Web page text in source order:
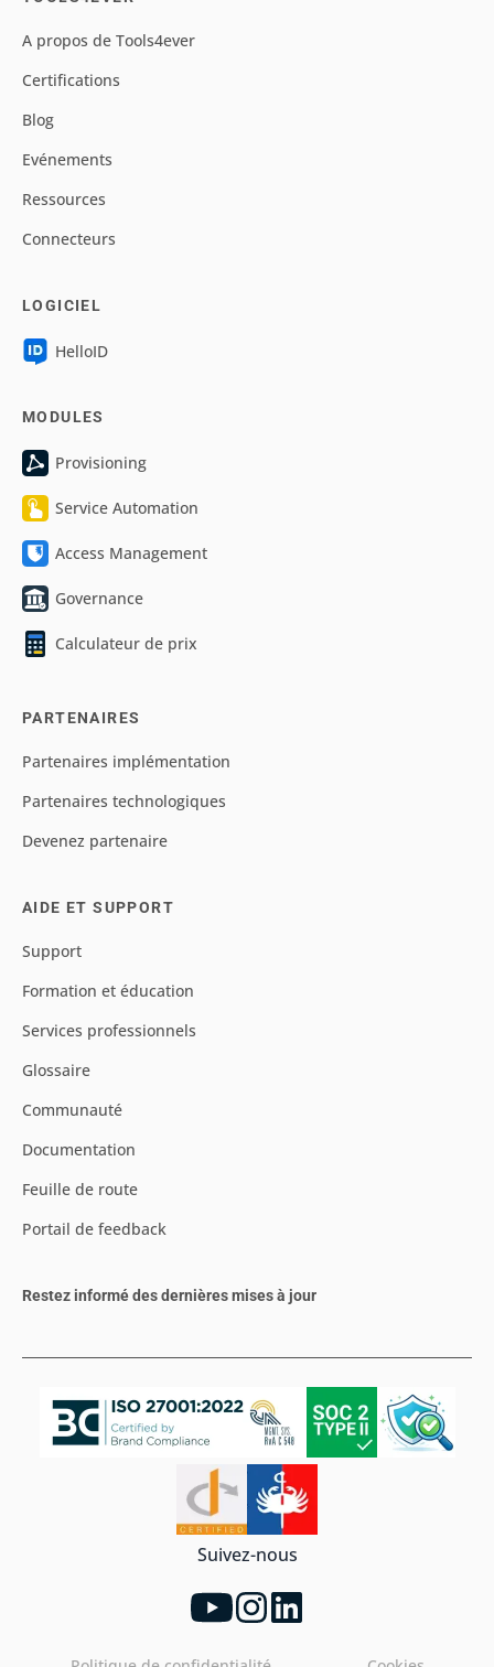
A propos de Tools4ever
Certifications
Blog
Evénements
Ressources
Connecteurs
LOGICIEL
HelloID
MODULES
Provisioning
Service Automation
Access Management
Governance
Calculateur de prix
PARTENAIRES
Partenaires implémentation
Partenaires technologiques
Devenez partenaire
AIDE ET SUPPORT
Support
Formation et éducation
Services professionnels
Glossaire
Communauté
Documentation
Feuille de route
Portail de feedback
Restez informé des dernières mises à jour
Suivez-nous